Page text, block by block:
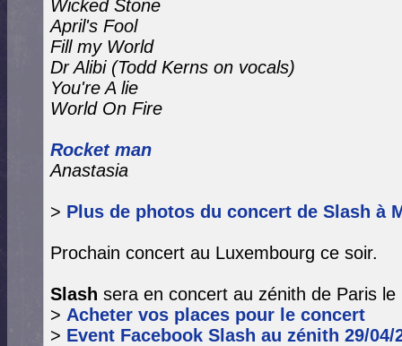
Wicked Stone
April's Fool
Fill my World
Dr Alibi (Todd Kerns on vocals)
You're A lie
World On Fire
Rocket man
Anastasia
> Plus de photos du concert de Slash à
Prochain concert au Luxembourg ce soir.
Slash sera en concert au zénith de Paris le
> Acheter vos places pour le concert
> Event Facebook Slash au zénith 29/04/